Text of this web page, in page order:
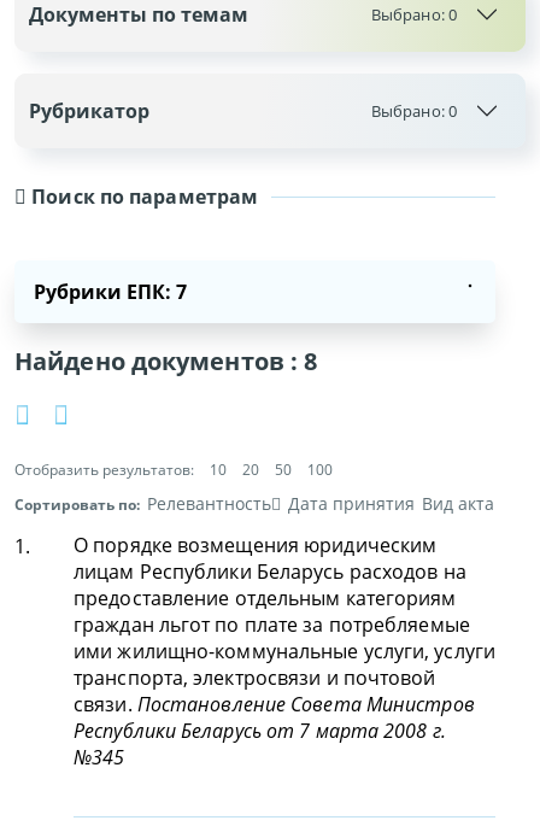
Поиск по параметрам
Рубрики ЕПК: 7
Найдено документов :8
Отобразить результатов: 10 20 50
100
Сортировать по: Релевантность Дата принятия Вид акта
1.
О порядке возмещения юридическим
лицам Республики Беларусь расходов на
предоставление отдельным категориям
граждан льгот по плате за потребляемые
ими жилищно-коммунальные услуги, услуги
транспорта, электросвязи и почтовой
связи. Постановление Совета Министров
Республики Беларусь от 7 марта 2008 г.
№345
Документы по темам Выбрано:0
Рубрикатор Выбрано:0